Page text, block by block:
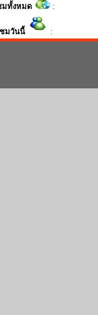
ทั้งหมด :
มวันนี้ :